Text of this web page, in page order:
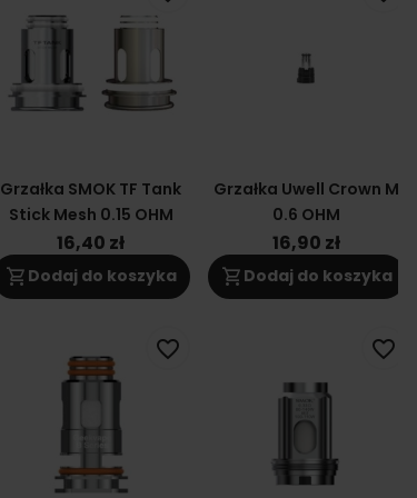
Grzałka SMOK TF Tank
Stick Mesh 0.15 OHM
16,40 zł
shopping_cart Dodaj do koszyka
Grzałka Uwell Crown M
0.6 OHM
16,90 zł
shopping_cart Dodaj do koszyka
favorite_border favorite_border